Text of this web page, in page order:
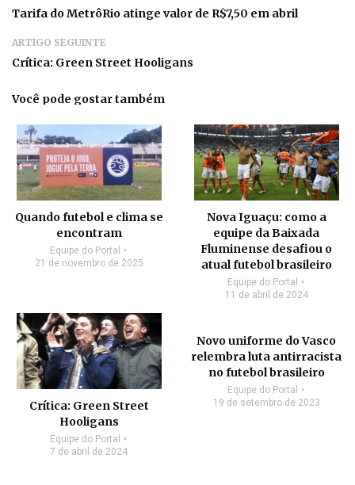
Tarifa do MetrôRio atinge valor de R$7,50 em abril
ARTIGO SEGUINTE
Crítica: Green Street Hooligans
Você pode gostar também
Quando futebol e clima se
encontram
Equipe do Portal
21 de novembro de 2025
Nova Iguaçu: como a
equipe da Baixada
Fluminense desafiou o
atual futebol brasileiro
Equipe do Portal
11 de abril de 2024
Crítica: Green Street
Hooligans
Equipe do Portal
7 de abril de 2024
Novo uniforme do Vasco
relembra luta antirracista
no futebol brasileiro
Equipe do Portal
19 de setembro de 2023